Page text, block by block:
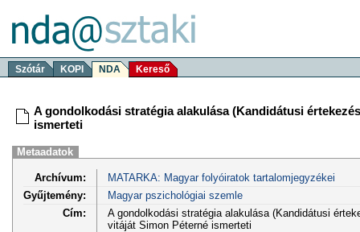
Szótár KOPI NDA Kereső
A gondolkodási stratégia alakulása (Kandidátusi
ismerteti
Metaadatok
Archívum:
MATARKA: Magyar folyóiratok tartalomjegyzékei
Gyűjtemény:
Magyar pszichológiai szemle
Cím:
A gondolkodási stratégia alakulása (Kandidátusi
vitáját Simon Péterné ismerteti